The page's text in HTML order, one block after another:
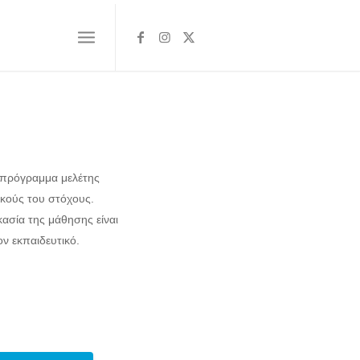
πρόγραμμα μελέτης
του στόχους.
της μάθησης είναι
εκπαιδευτικό.